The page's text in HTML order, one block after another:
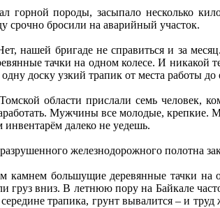
породы, засыпало несколько
срочно бросили на аварийный участок.
нашей бригаде не справиться и за
тачки на одном колесе. И
доску узкий трапик от места работы
области прислали семь человек,
Мужчины все молодые, крепкие.
далеко не уедешь.
железнодорожного полотна
большущие деревянные тачки на
груз вниз. В летнюю пору на Байкале
середине трапика, грунт вывалится – и